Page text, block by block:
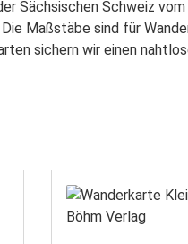
Sächsischen Schweiz
Maßstäbe sind für
sichern wir einen